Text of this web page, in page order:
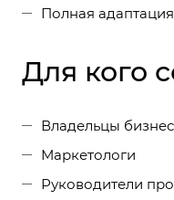
Полная
Для кого
Владельцы
Маркетологи
Руководители